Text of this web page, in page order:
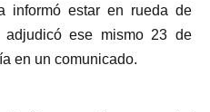
informó estar en rueda de
ese mismo 23 de
en un comunicado.